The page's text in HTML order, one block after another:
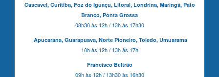
Cascavel, Curitiba,Foz do Iguaçu, Litoral, Londrina, Maringá, Pato
Branco, Ponta Grossa
08h30 às 12h / 13h às 17h30
Apucarana, Guarapuava, Norte Pioneiro, Toledo, Umuarama
10h às 12h / 13h às 17h
Francisco Beltrão
09h às 12h / 13h30 às 16h30